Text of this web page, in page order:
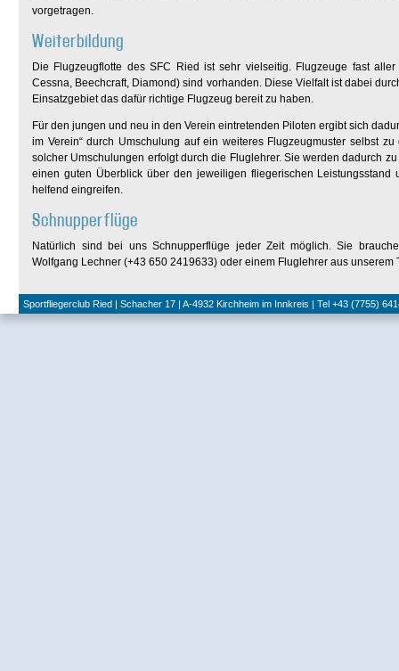
vorgetragen.
Weiterbildung
Die Flugzeugflotte des SFC Ried ist sehr vielseitig. Flugzeuge fast
Cessna, Beechcraft, Diamond) sind vorhanden. Diese Vielfalt ist dabei
Einsatzgebiet das dafür richtige Flugzeug bereit zu haben.
Für den jungen und neu in den Verein eintretenden Piloten ergibt sich
im Verein“ durch Umschulung auf ein weiteres Flugzeugmuster selbst
solcher Umschulungen erfolgt durch die Fluglehrer. Sie werden dadurch
einen guten Überblick über den jeweiligen fliegerischen
helfend eingreifen.
Schnupperflüge
Natürlich sind bei uns Schnupperflüge jeder Zeit möglich. Sie
Wolfgang Lechner (+43 650 2419633) oder einem Fluglehrer aus unserem
Sportfliegerclub Ried | Schacher 17 | A-4932 Kirchheim im Innkreis | Tel +43 (7755)